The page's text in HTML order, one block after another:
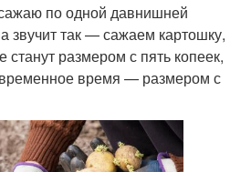
по одной давнишней
звучит так — сажаем картошку,
станут размером с пять копеек,
время — размером с